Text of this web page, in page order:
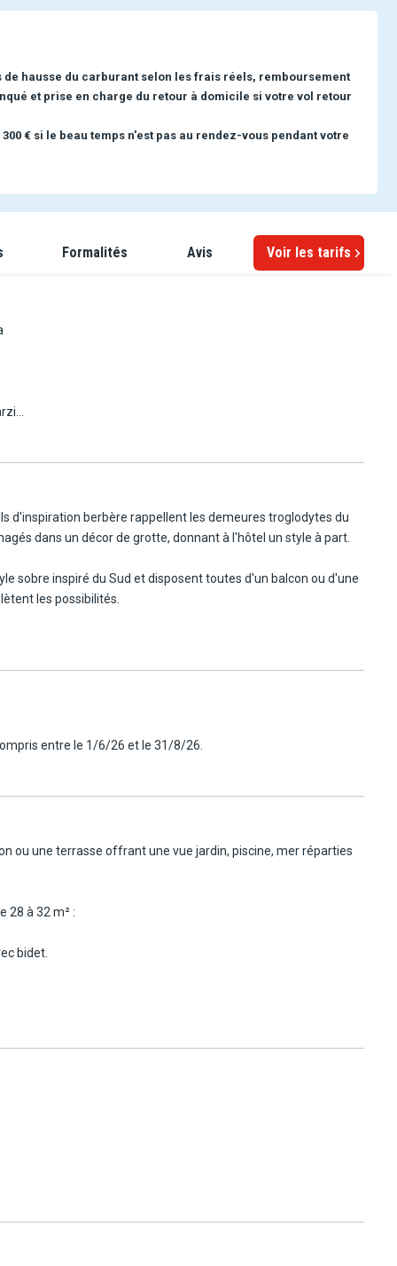
hausse du carburant selon les frais réels, remboursement
et prise en charge du retour à domicile si votre vol retour
€ si le beau temps n'est pas au rendez-vous pendant votre
Formalités Avis Voir les tarifs
d'inspiration berbère rappellent les demeures troglodytes du
dans un décor de grotte, donnant à l'hôtel un style à part.
sobre inspiré du Sud et disposent toutes d'un balcon ou d'une
les possibilités.
autour d'une partie de tennis, de pétanque ou de beach-
un hammam oriental, 35 cabines de soins et une salle de
entre le 1/6/26 et le 31/8/26.
ou une terrasse offrant une vue jardin, piscine, mer réparties
28 à 32 m² :
bidet.